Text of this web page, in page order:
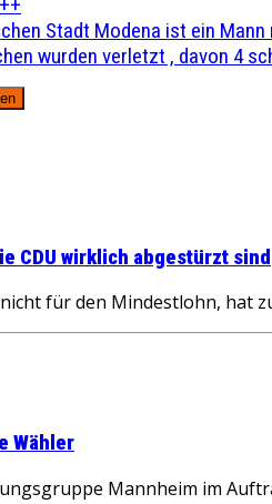
Stadt Modena ist ein
wurden verletzt , davon 4
CDU wirklich abgestürzt sind
für den Mindestlohn,
Wähler
Mannheim im